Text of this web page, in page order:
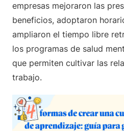
empresas mejoraron las
beneficios, adoptaron
ampliaron el tiempo libre
los programas de salud
que permiten cultivar las
trabajo.